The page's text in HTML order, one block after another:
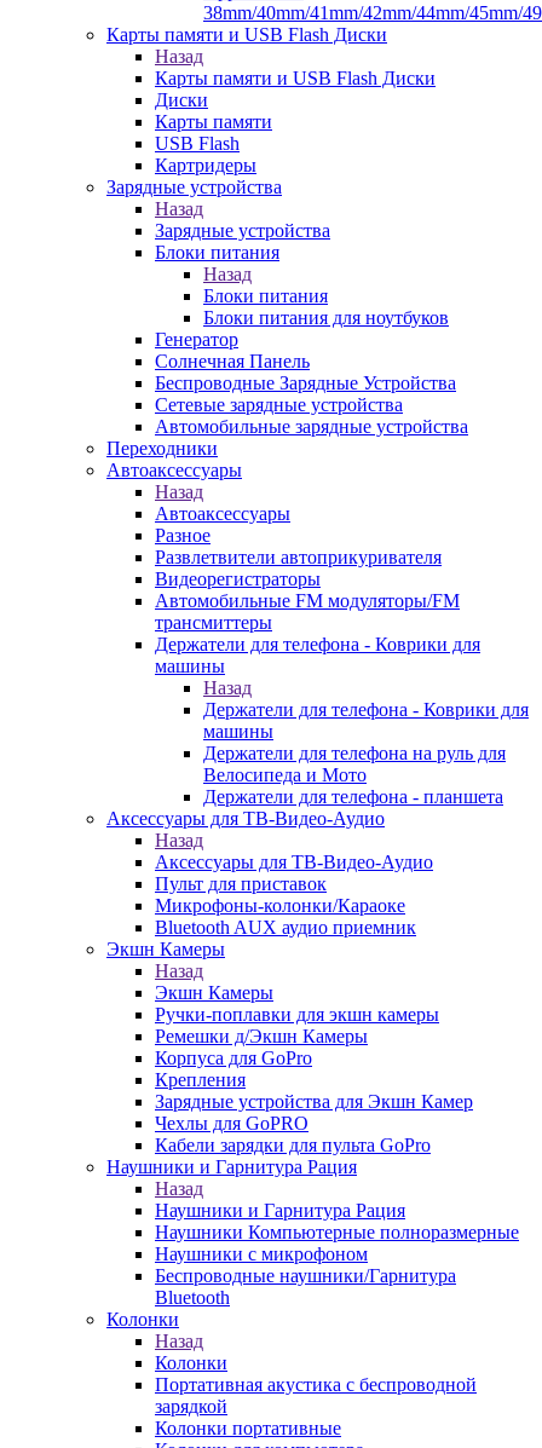
38mm/40mm/41mm/42mm/44mm/45mm/
Карты памяти и USB Flash Диски
Назад
Карты памяти и USB Flash Диски
Диски
Карты памяти
USB Flash
Картридеры
Зарядные устройства
Назад
Зарядные устройства
Блоки питания
Назад
Блоки питания
Блоки питания для ноутбуков
Генератор
Солнечная Панель
Беспроводные Зарядные Устройства
Сетевые зарядные устройства
Автомобильные зарядные устройства
Переходники
Автоаксессуары
Назад
Автоаксессуары
Разное
Развлетвители автоприкуривателя
Видеорегистраторы
Автомобильные FM модуляторы/FM
трансмиттеры
Держатели для телефона - Коврики для
машины
Назад
Держатели для телефона - Коврики для
машины
Держатели для телефона на руль для
Велосипеда и Мото
Держатели для телефона - планшета
Аксессуары для ТВ-Видео-Аудио
Назад
Аксессуары для ТВ-Видео-Аудио
Пульт для приставок
Микрофоны-колонки/Караоке
Bluetooth AUX аудио приемник
Экшн Камеры
Назад
Экшн Камеры
Ручки-поплавки для экшн камеры
Ремешки д/Экшн Камеры
Корпуса для GoPro
Крепления
Зарядные устройства для Экшн Камер
Чехлы для GoPRO
Кабели зарядки для пульта GoPro
Наушники и Гарнитура Рация
Назад
Наушники и Гарнитура Рация
Наушники Компьютерные полноразмерные
Наушники с микрофоном
Беспроводные наушники/Гарнитура
Bluetooth
Колонки
Назад
Колонки
Портативная акустика с беспроводной
зарядкой
Колонки портативные